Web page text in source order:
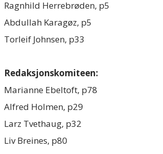
Ragnhild Herrebrøden, p5
Abdullah Karagøz, p5
Torleif Johnsen, p33
Redaksjonskomiteen:
Marianne Ebeltoft, p78
Alfred Holmen, p29
Larz Tvethaug, p32​
Liv Breines, p80